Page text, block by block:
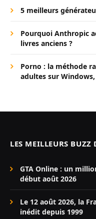
5 meilleurs
Pourquoi Anthropic
livres anciens ?
Porno : la méthode
adultes sur
LES MEILLEURS
GTA Online : un
début août 2026
Le 12 août 2026, la
inédit depuis 1999